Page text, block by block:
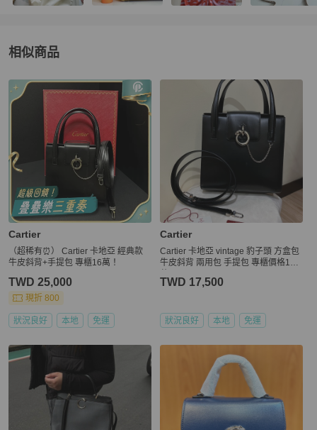
相似商品
更多相似Cartier女包推薦精品
Cartier
（超稀有⏰） Cartier 卡地亞 經典款
牛皮斜背+手提包 專櫃16萬！
TWD 25,000
現折 800
狀況良好 本地 免運
Cartier
Cartier 卡地亞 vintage 豹子頭 方盒包
牛皮斜背 兩用包 手提包 專櫃價格16
TWD 17,500
狀況良好 本地 免運